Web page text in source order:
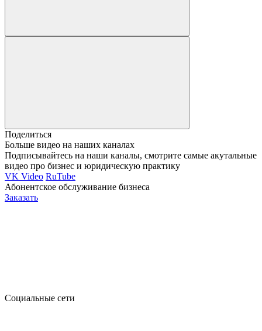
Поделиться
Больше видео на наших каналах
Подписывайтесь на наши каналы, смотрите самые акутальные
видео про бизнес и юридическую практику
VK Video RuTube
Абонентское обслуживание бизнеса
Заказать
Социальные сети